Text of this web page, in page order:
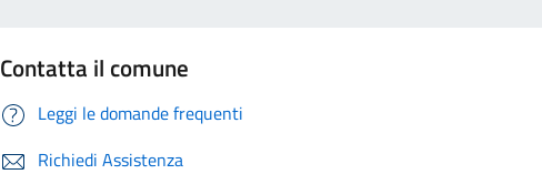
Contatta il comune
Leggi le domande frequenti
Richiedi Assistenza